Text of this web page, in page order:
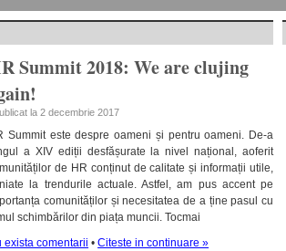
Summit 2018: We are clujing
la 2 decembrie 2017
Summit este despre oameni și pentru oameni. De-a
a XIV ediții desfășurate la nivel național, aoferit
de HR conținut de calitate și informații utile,
la trendurile actuale. Astfel, am pus accent pe
comunităților și necesitatea de a ține pasul cu
schimbărilor din piața muncii. Tocmai
exista comentarii •Citeste in continuare »